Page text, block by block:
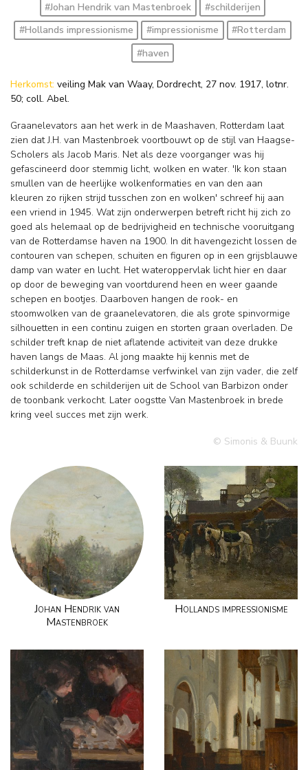
#Johan Hendrik van Mastenbroek
#schilderijen
#Hollands impressionisme
#impressionisme
#Rotterdam
#haven
Herkomst: veiling Mak van Waay, Dordrecht, 27 nov. 1917, lotnr.
50; coll. Abel.
Graanelevators aan het werk in de Maashaven, Rotterdam laat
zien dat J.H. van Mastenbroek voortbouwt op de stijl van Haagse-
Scholers als Jacob Maris. Net als deze voorganger was hij
gefascineerd door stemmig licht, wolken en water. 'Ik kon staan
smullen van de heerlijke wolkenformaties en van den aan
kleuren zo rijken strijd tusschen zon en wolken' schreef hij aan
een vriend in 1945. Wat zijn onderwerpen betreft richt hij zich zo
goed als helemaal op de bedrijvigheid en technische vooruitgang
van de Rotterdamse haven na 1900. In dit havengezicht lossen de
contouren van schepen, schuiten en figuren op in een grijsblauwe
damp van water en lucht. Het wateroppervlak licht hier en daar
op door de beweging van voortdurend heen en weer gaande
schepen en bootjes. Daarboven hangen de rook- en
stoomwolken van de graanelevatoren, die als grote spinvormige
silhouetten in een continu zuigen en storten graan overladen. De
schilder treft knap de niet aflatende activiteit van deze drukke
haven langs de Maas. Al jong maakte hij kennis met de
schilderkunst in de Rotterdamse verfwinkel van zijn vader, die zelf
ook schilderde en schilderijen uit de School van Barbizon onder
de toonbank verkocht. Later oogstte Van Mastenbroek in brede
kring veel succes met zijn werk.
© Simonis & Buunk
Johan Hendrik van
Mastenbroek
Hollands impressionisme